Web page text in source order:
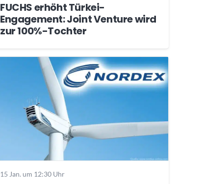
FUCHS erhöht Türkei-
Engagement: Joint Venture wird
zur 100%-Tochter
15 Jan. um 12:30 Uhr